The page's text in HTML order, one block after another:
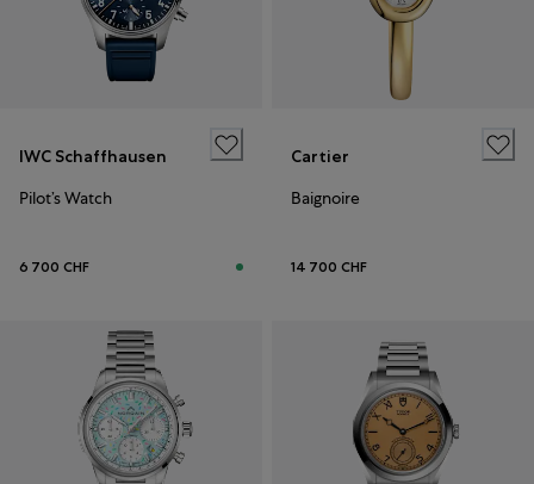
IWC Schaffhausen
Pilot’s Watch
6 700 CHF
Cartier
Baignoire
14 700 CHF